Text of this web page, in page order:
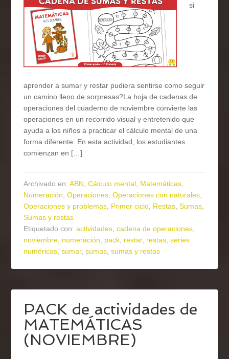
si
aprender a sumar y restar pudiera sentirse como seguir
un camino lleno de sorpresas?La hoja de cadenas de
operaciones del cuaderno de noviembre convierte las
operaciones en un recorrido visual y entretenido que
ayuda a los niños a practicar el cálculo mental de una
forma diferente. En esta actividad, los estudiantes
comienzan en […]
Archivado en:ABN,Cálculo mental, Matemáticas,
Numeración,Operaciones,Operaciones con naturales,
Operaciones y problemas, Primer ciclo, Restas,Sumas,
Sumas y restas
Etiquetado con:actividades,cadena de operaciones,
noviembre, numeración, pack, restar, restas,series
numéricas,sumar,sumas,sumas y restas
PACK de actividades de
MATEMÁTICAS
(NOVIEMBRE)